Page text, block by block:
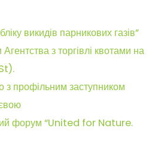
викидів парникових газів”
з торгівлі квотами на
форум “United for Nature.